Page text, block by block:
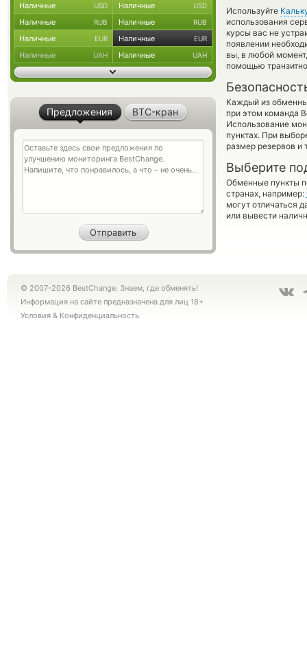
Используйте
использования
курсы вас не
появлении
вы, в любой
помощью
Каждый из
при этом команда
Использование
пунктах. При
размер резервов и
Выберите
Обменные пункты
странах, например:
могут отличаться
или вывести
Наличные USD Наличные USD
Наличные RUB Наличные RUB
Наличные EUR Наличные EUR
Наличные UAH Наличные UAH
Предложения BTC-кран
© 2007-2026 BestChange. Знаем, где обменять!
Информация на сайте предназначена для лиц 18+
Условия & Конфиденциальность